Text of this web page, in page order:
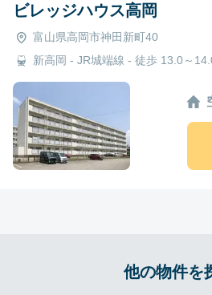
ビレッジハウス高岡
富山県高岡市神田新町40
新高岡 - JR城端線 - 徒歩 13.0～
他の物件を